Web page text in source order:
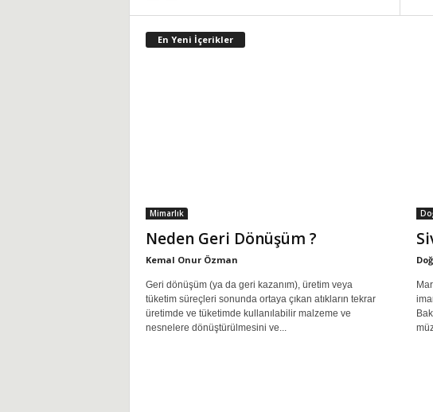
En Yeni İçerikler
Mimarlık
Neden Geri Dönüşüm ?
Kemal Onur Özman
Geri dönüşüm (ya da geri kazanım), üretim veya
tüketim süreçleri sonunda ortaya çıkan atıkların tekrar
üretimde ve tüketimde kullanılabilir malzeme ve
nesnelere dönüştürülmesini ve...